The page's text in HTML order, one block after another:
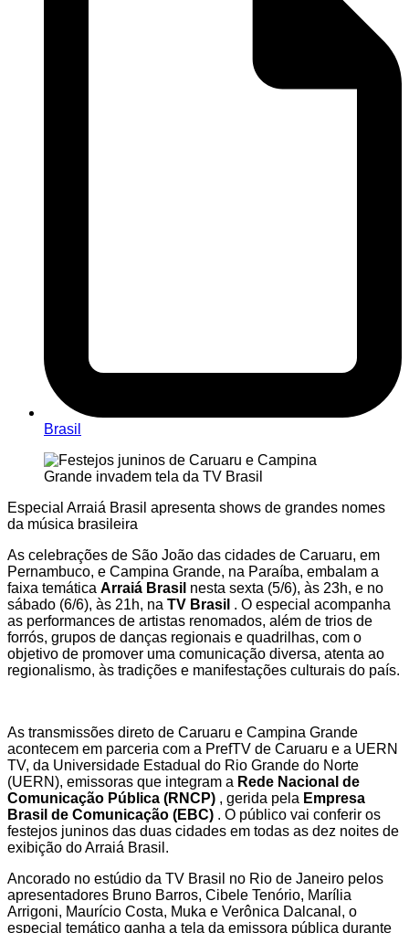
Brasil
Especial Arraiá Brasil apresenta shows de grandes nomes
da música brasileira
As celebrações de São João das cidades de Caruaru, em
Pernambuco, e Campina Grande, na Paraíba, embalam a
faixa temática Arraiá Brasil nesta sexta (5/6), às 23h, e no
sábado (6/6), às 21h, na TV Brasil . O especial acompanha
as performances de artistas renomados, além de trios de
forrós, grupos de danças regionais e quadrilhas, com o
objetivo de promover uma comunicação diversa, atenta ao
regionalismo, às tradições e manifestações culturais do país.
As transmissões direto de Caruaru e Campina Grande
acontecem em parceria com a PrefTV de Caruaru e a UERN
TV, da Universidade Estadual do Rio Grande do Norte
(UERN), emissoras que integram a Rede Nacional de
Comunicação Pública (RNCP) , gerida pela Empresa
Brasil de Comunicação (EBC) . O público vai conferir os
festejos juninos das duas cidades em todas as dez noites de
exibição do Arraiá Brasil.
Ancorado no estúdio da TV Brasil no Rio de Janeiro pelos
apresentadores Bruno Barros, Cibele Tenório, Marília
Arrigoni, Maurício Costa, Muka e Verônica Dalcanal, o
especial temático ganha a tela da emissora pública durante